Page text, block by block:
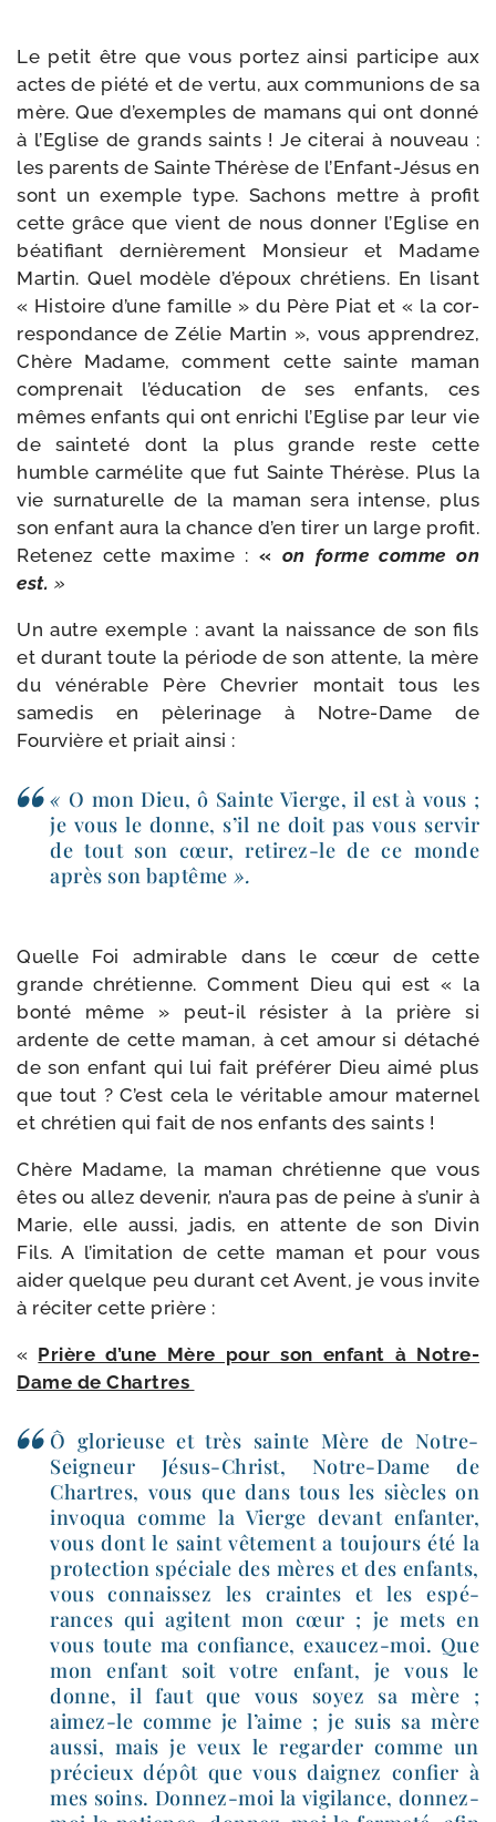
Le petit être que vous por­tez ain­si par­ti­cipe aux
actes de pié­té et de ver­tu, aux com­mu­nions de sa
mère. Que d’exemples de mamans qui ont don­né
à l’Eglise de grands saints ! Je cite­rai à nou­veau :
les parents de Sainte Thérèse de l’Enfant-​Jésus en
sont un exemple type. Sachons mettre à pro­fit
cette grâce que vient de nous don­ner l’Eglise en
béa­ti­fiant der­niè­re­ment Monsieur et Madame
Martin. Quel modèle d’é­poux chré­tiens. En lisant
« Histoire d’une famille » du Père Piat et « la cor­
res­pon­dance de Zélie Martin », vous appren­drez,
Chère Madame, com­ment cette sainte maman
com­pre­nait l’é­du­ca­tion de ses enfants, ces
mêmes enfants qui ont enri­chi l’Eglise par leur vie
de sain­te­té dont la plus grande reste cette
humble car­mé­lite que fut Sainte Thérèse. Plus la
vie sur­na­tu­relle de la maman sera intense, plus
son enfant aura la chance d’en tirer un large pro­fit.
Retenez cette maxime : « on forme comme on
est. »
Un autre exemple : avant la nais­sance de son fils
et durant toute la période de son attente, la mère
du véné­rable Père Chevrier mon­tait tous les
same­dis en pèle­ri­nage à Notre-​Dame de
Fourvière et priait ainsi :
« O mon Dieu, ô Sainte Vierge, il est à vous ;
je vous le donne, s’il ne doit pas vous ser­vir
de tout son cœur, retirez-​le de ce monde
après son bap­tême ».
Quelle Foi admi­rable dans le cœur de cette
grande chré­tienne. Comment Dieu qui est « la
bon­té même » peut-​il résis­ter à la prière si
ardente de cette maman, à cet amour si déta­ché
de son enfant qui lui fait pré­fé­rer Dieu aimé plus
que tout ? C’est cela le véri­table amour mater­nel
et chré­tien qui fait de nos enfants des saints !
Chère Madame, la maman chré­tienne que vous
êtes ou allez deve­nir, n’au­ra pas de peine à s’u­nir à
Marie, elle aus­si, jadis, en attente de son Divin
Fils. A l’i­mi­ta­tion de cette maman et pour vous
aider quelque peu durant cet Avent, je vous invite
à réci­ter cette prière :
« Prière d’une Mère pour son enfant à Notre-​
Dame de Chartres
Ô glo­rieuse et très sainte Mère de Notre-​
Seigneur Jésus-​Christ, Notre-​Dame de
Chartres, vous que dans tous les siècles on
invo­qua comme la Vierge devant enfan­ter,
vous dont le saint vête­ment a tou­jours été la
pro­tec­tion spé­ciale des mères et des enfants,
vous connais­sez les craintes et les espé­
rances qui agitent mon cœur ; je mets en
vous toute ma confiance, exaucez-​moi. Que
mon enfant soit votre enfant, je vous le
donne, il faut que vous soyez sa mère ;
aimez-​le comme je l’aime ; je suis sa mère
aus­si, mais je veux le regar­der comme un
pré­cieux dépôt que vous dai­gnez confier à
mes soins. Donnez-​moi la vigi­lance, donnez-​